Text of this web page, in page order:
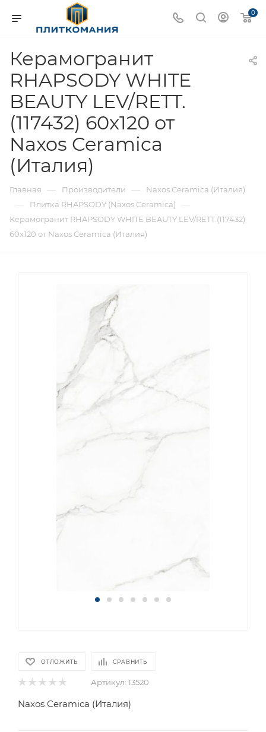
0
Керамогранит
RHAPSODY WHITE
BEAUTY LEV/RETT.
(117432) 60x120 от
Naxos Ceramica
(Италия)
Главная — Производители — Naxos Ceramica (Италия)
— Плитка RHAPSODY (Naxos Ceramica) —
Керамогранит RHAPSODY WHITE BEAUTY LEV/RETT.(117432)
60x120 от Naxos Ceramica (Италия)
ОТЛОЖИТЬ СРАВНИТЬ
Артикул: 13520
Naxos Ceramica (Италия)